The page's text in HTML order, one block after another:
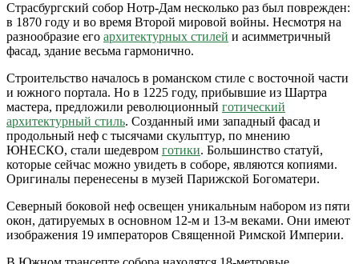
Страсбургский собор Нотр-Дам несколько раз был поврежден:
в 1870 году и во время Второй мировой войны. Несмотря на
разнообразие его архитектурных стилей и асимметричный
фасад, здание весьма гармонично.
Строительство началось в романском стиле с восточной части
и южного портала. Но в 1225 году, прибывшие из Шартра
мастера, предложили революционный готический
архитектурный стиль. Созданный ими западный фасад и
продольный неф с тысячами скульптур, по мнению
ЮНЕСКО, стали шедевром готики. Большинство статуй,
которые сейчас можно увидеть в соборе, являются копиями.
Оригиналы перенесены в музей Парижской Богоматери.
Северный боковой неф освещен уникальным набором из пяти
окон, датируемых в основном 12-м и 13-м веками. Они имеют
изображения 19 императоров Священной Римской Империи.